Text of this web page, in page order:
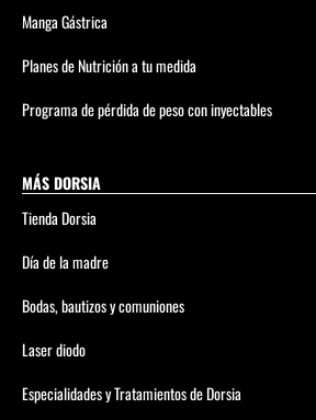
Manga Gástrica
Planes de Nutrición a tu medida
Programa de pérdida de peso con inyectables
MÁS DORSIA
Tienda Dorsia
Día de la madre
Bodas, bautizos y comuniones
Laser diodo
Especialidades y Tratamientos de Dorsia